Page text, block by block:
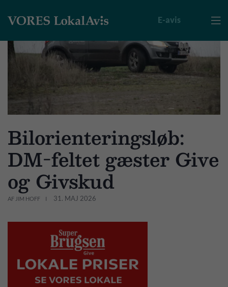

E-avis
Bilorienteringsløb:
DM-feltet gæster Give
og Givskud
AF JIM HOFF 31. MAJ 2026